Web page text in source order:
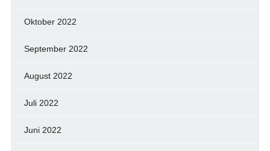
Oktober 2022
September 2022
August 2022
Juli 2022
Juni 2022